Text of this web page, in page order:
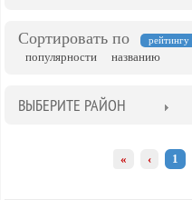
Сортировать по рейтингу
популярности
названию
ВЫБЕРИТЕ РАЙОН
« ‹ 1